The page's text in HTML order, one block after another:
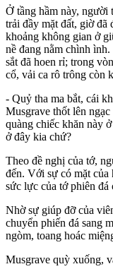
Ở tầng hầm này, người
trải đầy mặt đất, giờ đã
khoảng không gian ở
nề đang nằm chình
sắt đã hoen rỉ; trong
cổ, vải ca rô trông còn
- Quỷ tha ma bắt, cái
Musgrave thốt lên
quàng chiếc khăn này
ở đây kia chứ?
Theo đề nghị của tớ,
đến. Với sự có mặt
sức lực của tớ phiên đá
Nhờ sự giúp đỡ của
chuyển phiến đá sang
ngòm, toang hoác
Musgrave quỳ xuống,